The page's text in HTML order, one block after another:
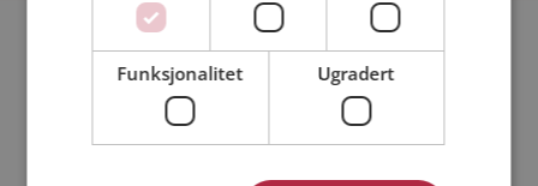
Bli medlem gratis!
Kvinne
Funksjonalitet Ugradert